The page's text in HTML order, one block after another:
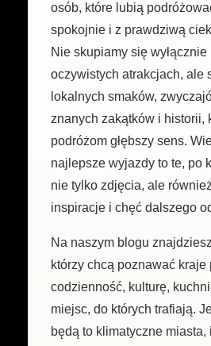
osób, które lubią
spokojnie i z prawdziwą
Nie skupiamy się
oczywistych atrakcjach, ale
lokalnych smaków,
znanych zakątków i historii,
podróżom głębszy sens.
najlepsze wyjazdy to te, po
nie tylko zdjęcia, ale
inspiracje i chęć dalszego
Na naszym blogu
którzy chcą poznawać kraje
codzienność, kulturę,
miejsc, do których trafiają.
będą to klimatyczne miasta,